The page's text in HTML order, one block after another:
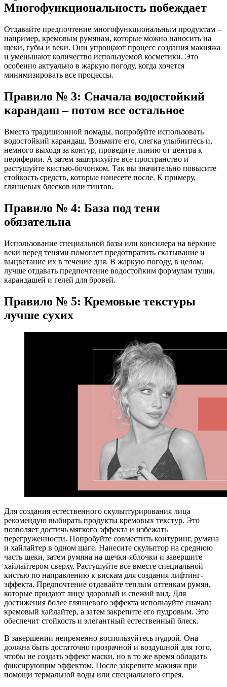
Многофункциональность побеждает
Отдавайте предпочтение многофункциональным продуктам –
например, кремовым румянам, которые можно наносить на
щеки, губы и веки. Они упрощают процесс создания макияжа
и уменьшают количество используемой косметики. Это
особенно актуально в жаркую погоду, когда хочется
минимизировать все процессы.
Правило № 3: Сначала водостойкий
карандаш – потом все остальное
Вместо традиционной помады, попробуйте использовать
водостойкий карандаш. Возьмите его, слегка улыбнитесь и,
немного выходя за контур, проведите линию от центра к
периферии. А затем заштрихуйте все пространство и
растушуйте кистью-бочонком. Так вы значительно повысите
стойкость средств, которые нанесете после. К примеру,
глянцевых блесков или тинтов.
Правило № 4: База под тени
обязательна
Использование специальной базы или консилера на верхние
веки перед тенями помогает предотвратить скатывание и
выцветание их в течение дня. В жаркую погоду, в целом,
лучше отдавать предпочтение водостойким формулам туши,
карандашей и гелей для бровей.
Правило № 5: Кремовые текстуры
лучше сухих
Для создания естественного скульптурирования лица
рекомендую выбирать продукты кремовых текстур. Это
позволяет достичь мягкого эффекта и избежать
перегруженности. Попробуйте совместить контуринг, румяна
и хайлайтер в одном шаге. Нанесите скульптор на среднюю
часть щеки, затем румяна на щечки-яблочки и завершите
хайлайтером сверху. Растушуйте все вместе специальной
кистью по направлению к вискам для создания лифтинг-
эффекта. Предпочтение отдавайте теплым оттенкам румян,
которые придают лицу здоровый и свежий вид. Для
достижения более глянцевого эффекта используйте сначала
кремовый хайлайтер, а затем закрепите его пудровым. Это
обеспечит стойкость и элегантный естественный блеск.
В завершении непременно воспользуйтесь пудрой. Она
должна быть достаточно прозрачной и воздушной для того,
чтобы не создать эффект маски, но в то же время обладать
фиксирующим эффектом. После закрепите макияж при
помощи термальной воды или специального спрея.